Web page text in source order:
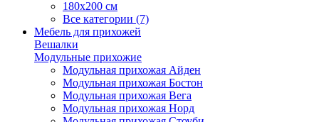
180х200 см
Все категории (7)
Мебель для прихожей
Вешалки
Модульные прихожие
Модульная прихожая Айден
Модульная прихожая Бостон
Модульная прихожая Вега
Модульная прихожая Норд